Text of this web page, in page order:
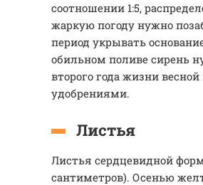
соотношении 1:5,
жаркую погоду нужно
период укрывать
обильном поливе сирень
второго года жизни
удобрениями.
Листья
Листья сердцевидной
сантиметров). Осенью